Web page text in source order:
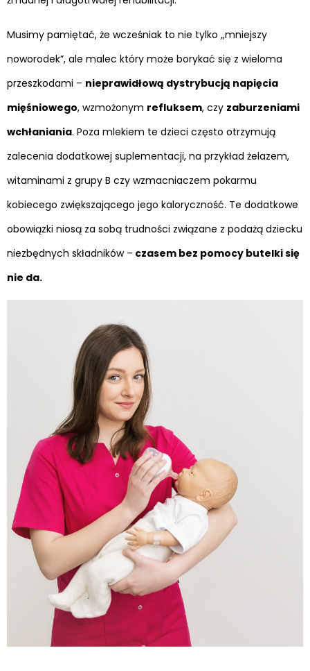
Musimy pamiętać, że wcześniak to nie tylko ,,mniejszy
noworodek”, ale malec który może borykać się z wieloma
przeszkodami – nieprawidłową dystrybucją napięcia
mięśniowego, wzmożonym refluksem, czy zaburzeniami
wchłaniania. Poza mlekiem te dzieci często otrzymują
zalecenia dodatkowej suplementacji, na przykład żelazem,
witaminami z grupy B czy wzmacniaczem pokarmu
kobiecego zwiększającego jego kaloryczność. Te dodatkowe
obowiązki niosą za sobą trudności związane z podażą dziecku
niezbędnych składników – czasem bez pomocy butelki się
nie da.